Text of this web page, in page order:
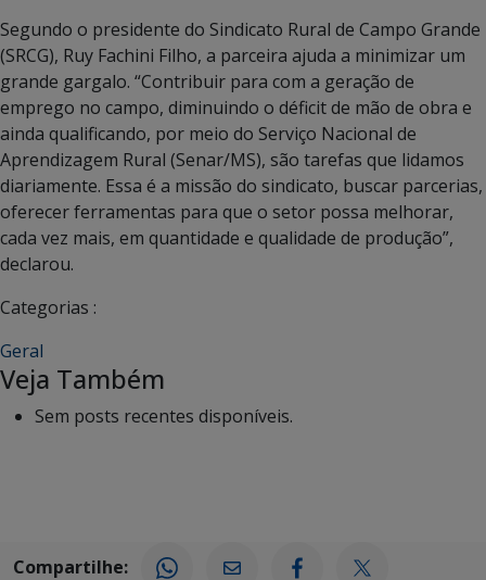
Segundo o presidente do Sindicato Rural de Campo Grande
(SRCG), Ruy Fachini Filho, a parceira ajuda a minimizar um
grande gargalo. “Contribuir para com a geração de
emprego no campo, diminuindo o déficit de mão de obra e
ainda qualificando, por meio do Serviço Nacional de
Aprendizagem Rural (Senar/MS), são tarefas que lidamos
diariamente. Essa é a missão do sindicato, buscar parcerias,
oferecer ferramentas para que o setor possa melhorar,
cada vez mais, em quantidade e qualidade de produção”,
declarou.
Categorias :
Geral
Veja Também
Sem posts recentes disponíveis.
Compartilhe: